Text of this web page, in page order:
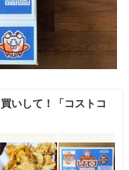
いして！「コストコ